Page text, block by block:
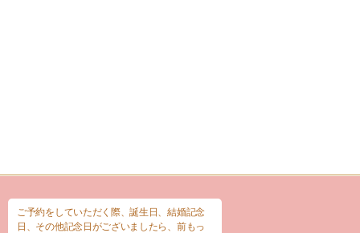
ご予約をしていただく際、誕生日、結婚記念
日、その他記念日がございましたら、前もっ